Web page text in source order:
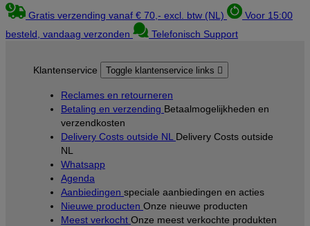
Gratis verzending vanaf € 70,- excl. btw (NL)
Voor 15:00
besteld, vandaag verzonden
Telefonisch Support
Klantenservice Toggle klantenservice links 
Reclames en retourneren
Betaling en verzending Betaalmogelijkheden en
verzendkosten
Delivery Costs outside NL Delivery Costs outside
NL
Whatsapp
Agenda
Aanbiedingen speciale aanbiedingen en acties
Nieuwe producten Onze nieuwe producten
Meest verkocht Onze meest verkochte produkten